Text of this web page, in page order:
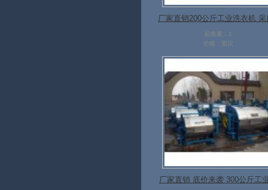
厂家直销200公斤工业洗衣机 采
04不锈钢 酒店工厂
起批量：1
价格：面议
厂家直销 底价来袭 300公斤工